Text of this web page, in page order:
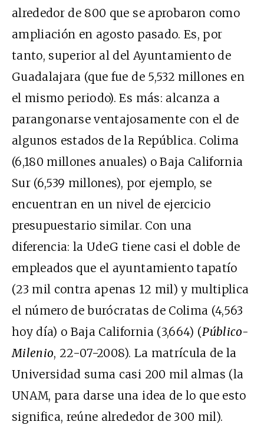
alrededor de 800 que se aprobaron como
ampliación en agosto pasado. Es, por
tanto, superior al del Ayuntamiento de
Guadalajara (que fue de 5,532 millones en
el mismo periodo). Es más: alcanza a
parangonarse ventajosamente con el de
algunos estados de la República. Colima
(6,180 millones anuales) o Baja California
Sur (6,539 millones), por ejemplo, se
encuentran en un nivel de ejercicio
presupuestario similar. Con una
diferencia: la UdeG tiene casi el doble de
empleados que el ayuntamiento tapatío
(23 mil contra apenas 12 mil) y multiplica
el número de burócratas de Colima (4,563
hoy día) o Baja California (3,664) (Público-
Milenio, 22-07-2008). La matrícula de la
Universidad suma casi 200 mil almas (la
UNAM, para darse una idea de lo que esto
significa, reúne alrededor de 300 mil).